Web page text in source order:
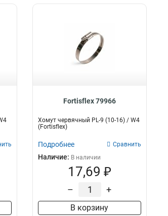
Fortisflex 79966
Хомут червячный PL-9 (10-16) / W4
(Fortisflex)
Подробнее Сравнить
Наличие: В наличии
17,69 ₽
– +
В корзину